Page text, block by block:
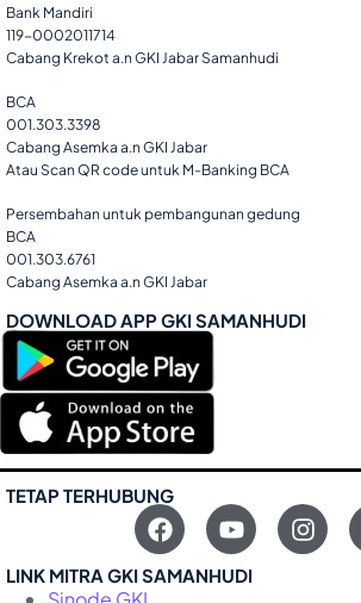
Bank Mandiri
119-0002011714
Cabang Krekot a.n GKI Jabar Samanhudi
BCA
001.303.3398
Cabang Asemka a.n GKI Jabar
Atau Scan QR code untuk M-Banking BCA
Persembahan untuk pembangunan gedung
BCA
001.303.6761
Cabang Asemka a.n GKI Jabar
DOWNLOAD APP GKI SAMANHUDI
TETAP TERHUBUNG
LINK MITRA GKI SAMANHUDI